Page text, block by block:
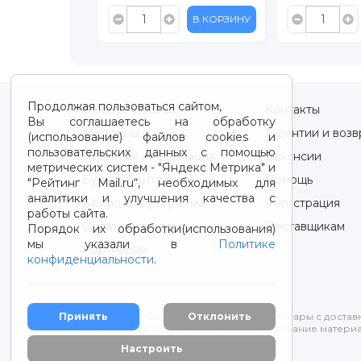
В КОРЗИНУ
Продолжая пользоваться сайтом,
Вы соглашаетесь на обработку
(использование) файлов cookies и
пользовательских данных с помощью
метрических систем - "Яндекс Метрика" и
"Рейтинг Mail.ru“, необходимых для
аналитики и улучшения качества с
работы сайта.
Порядок их обработки(использования)
мы указали в Политике
конфиденциальности.
Принять Отклонить
Настроить
О нас / About us
Контакты
Магазины
Гарантии и
Правовая информация
Вакансии
Будьте бдительны!
Помощь
Бонусная программа
Регистрация
Оплата и доставка
Поставщикам
Партнерам
2012-2026 © ООО "ВОТОНЯ". Детские товары с
Все права защищены. Любое использование
Политика конфиденциальности